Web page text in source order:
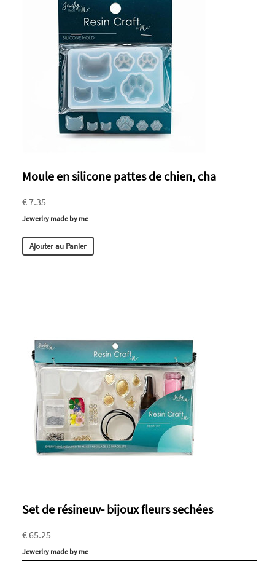
Moule en silicone pattes de chien, cha
€ 7.35
Jewerlry made by me
Ajouter au Panier
Set de résineuv- bijoux fleurs sechées
€ 65.25
Jewerlry made by me